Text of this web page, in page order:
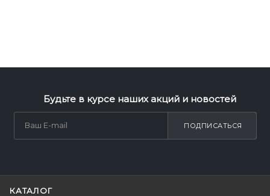
Будьте в курсе наших акций и новостей
ПОДПИСАТЬСЯ
КАТАЛОГ